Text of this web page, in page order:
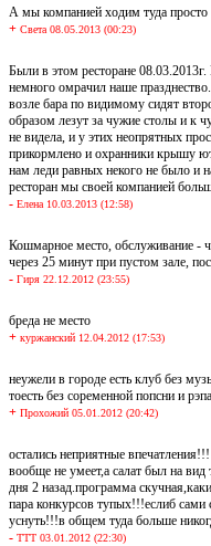
А мы компанией ходим туда
+ Света 08.05.2013 (00:23)
Были в этом ресторане
немного омрачил наше
возле бара по видимому сидят
образом лезут за чужие столы и
не видела, и у этих неопрятных
прикормлено и охранники крышу
нам леди равных некого не было и
ресторан мы своей компанией
- Елена 10.03.2013 (12:58)
Кошмарное место, обслуживание -
через 25 минут при пустом зале,
- Гиря 22.12.2012 (23:55)
бреда не место
+ куржанский 12.04.2012 (17:53)
неужели в городе есть клуб без
тоесть без соременной попсни и рэпа
+ Прохожий 05.01.2012 (20:42)
остались неприятные
вообще не умеет,а салат был на
дня 2 назад.программа
пара конкурсов тупых!!!еслиб сами
уснуть!!!в общем туда больше
- ТТТ 03.01.2012 (22:30)